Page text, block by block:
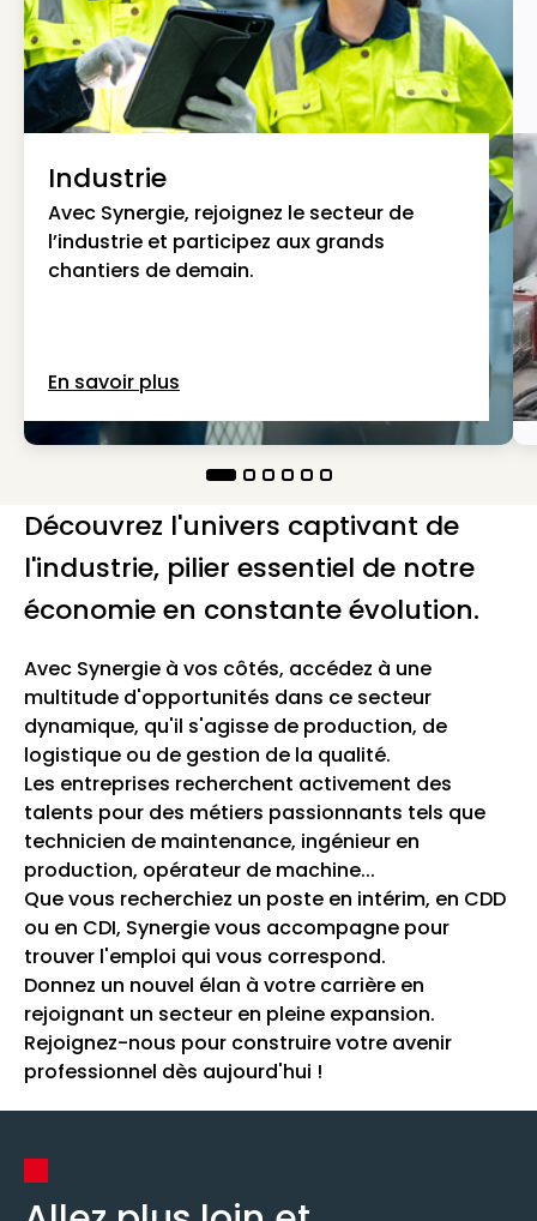
Industrie
Avec Synergie, rejoignez le secteur de
l’industrie et participez aux grands
chantiers de demain.
En savoir plus
Découvrez l'univers captivant de
l'industrie, pilier essentiel de notre
économie en constante évolution.
Avec Synergie à vos côtés, accédez à une
multitude d'opportunités dans ce secteur
dynamique, qu'il s'agisse de production, de
logistique ou de gestion de la qualité.
Les entreprises recherchent activement des
talents pour des métiers passionnants tels que
technicien de maintenance, ingénieur en
production, opérateur de machine...
Que vous recherchiez un poste en intérim, en CDD
ou en CDI, Synergie vous accompagne pour
trouver l'emploi qui vous correspond.
Donnez un nouvel élan à votre carrière en
rejoignant un secteur en pleine expansion.
Rejoignez-nous pour construire votre avenir
professionnel dès aujourd'hui !